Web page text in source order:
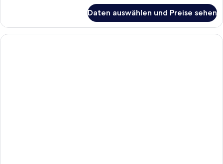
Extra
Bed
anzeigen
Double/Twin
Room
with
Daten auswählen und Preise sehen